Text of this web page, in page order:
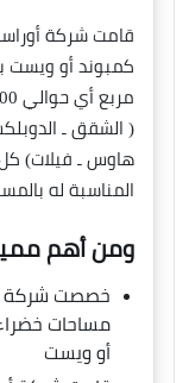
قامت شركة
( الشقق ـ
هاوس ـ فيلات) كل
المناسبة له
ومن أهم
خصصت شركة
مساحات
أو ويست